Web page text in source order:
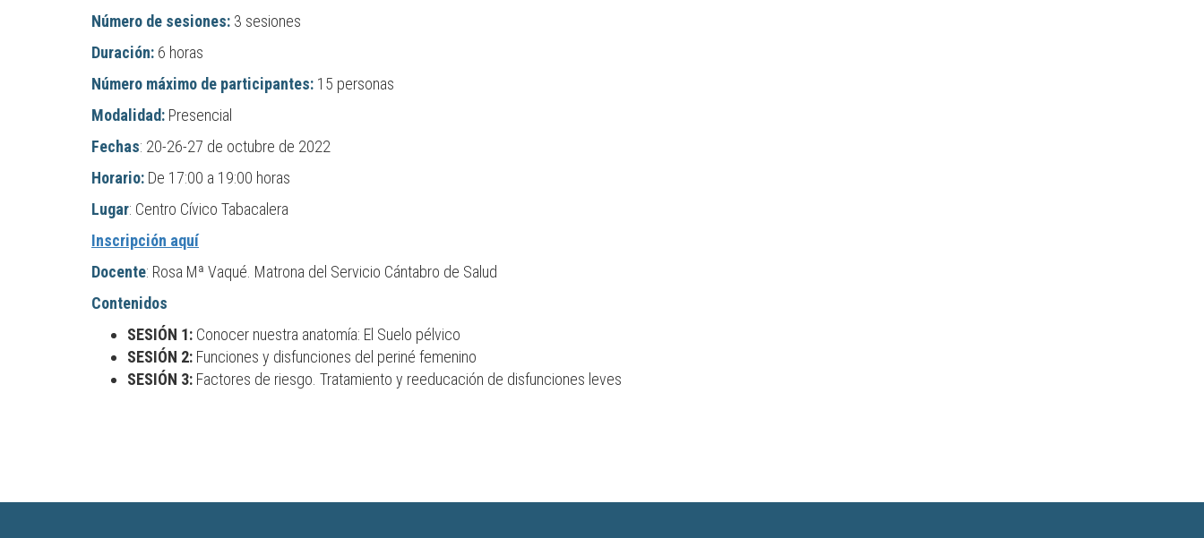
Número de sesiones: 3 sesiones
Duración: 6 horas
Número máximo de participantes: 15 personas
Modalidad: Presencial
Fechas: 20-26-27 de octubre de 2022
Horario: De 17:00 a 19:00 horas
Lugar: Centro Cívico Tabacalera
Inscripción aquí
Docente: Rosa Mª Vaqué. Matrona del Servicio Cántabro de Salud
Contenidos
SESIÓN 1: Conocer nuestra anatomía: El Suelo pélvico
SESIÓN 2: Funciones y disfunciones del periné femenino
SESIÓN 3: Factores de riesgo. Tratamiento y reeducación de disfunciones leves